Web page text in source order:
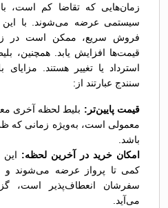
زمان‌هایی که تقاضا کم است، با
سیستمی عرضه می‌شوند. با این
فروش سریع، ممکن است در
قیمت‌ها افزایش یابد. همچنین،
استرداد یا تغییر هستند.
سنندج عبارتند از:
قیمت پایین‌تر: بلیط لحظه آخری
معمولی است، به‌ویژه زمانی که
باشد.
امکان خرید در آخرین لحظه: این
کمی تا پرواز عرضه می‌شوند و
سفرشان انعطاف‌پذیر است،
می‌آید.